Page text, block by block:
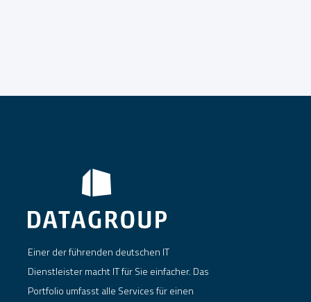
Einer der führenden deutschen IT
Dienstleister macht IT für Sie einfacher. Das
Portfolio umfasst alle Services für einen